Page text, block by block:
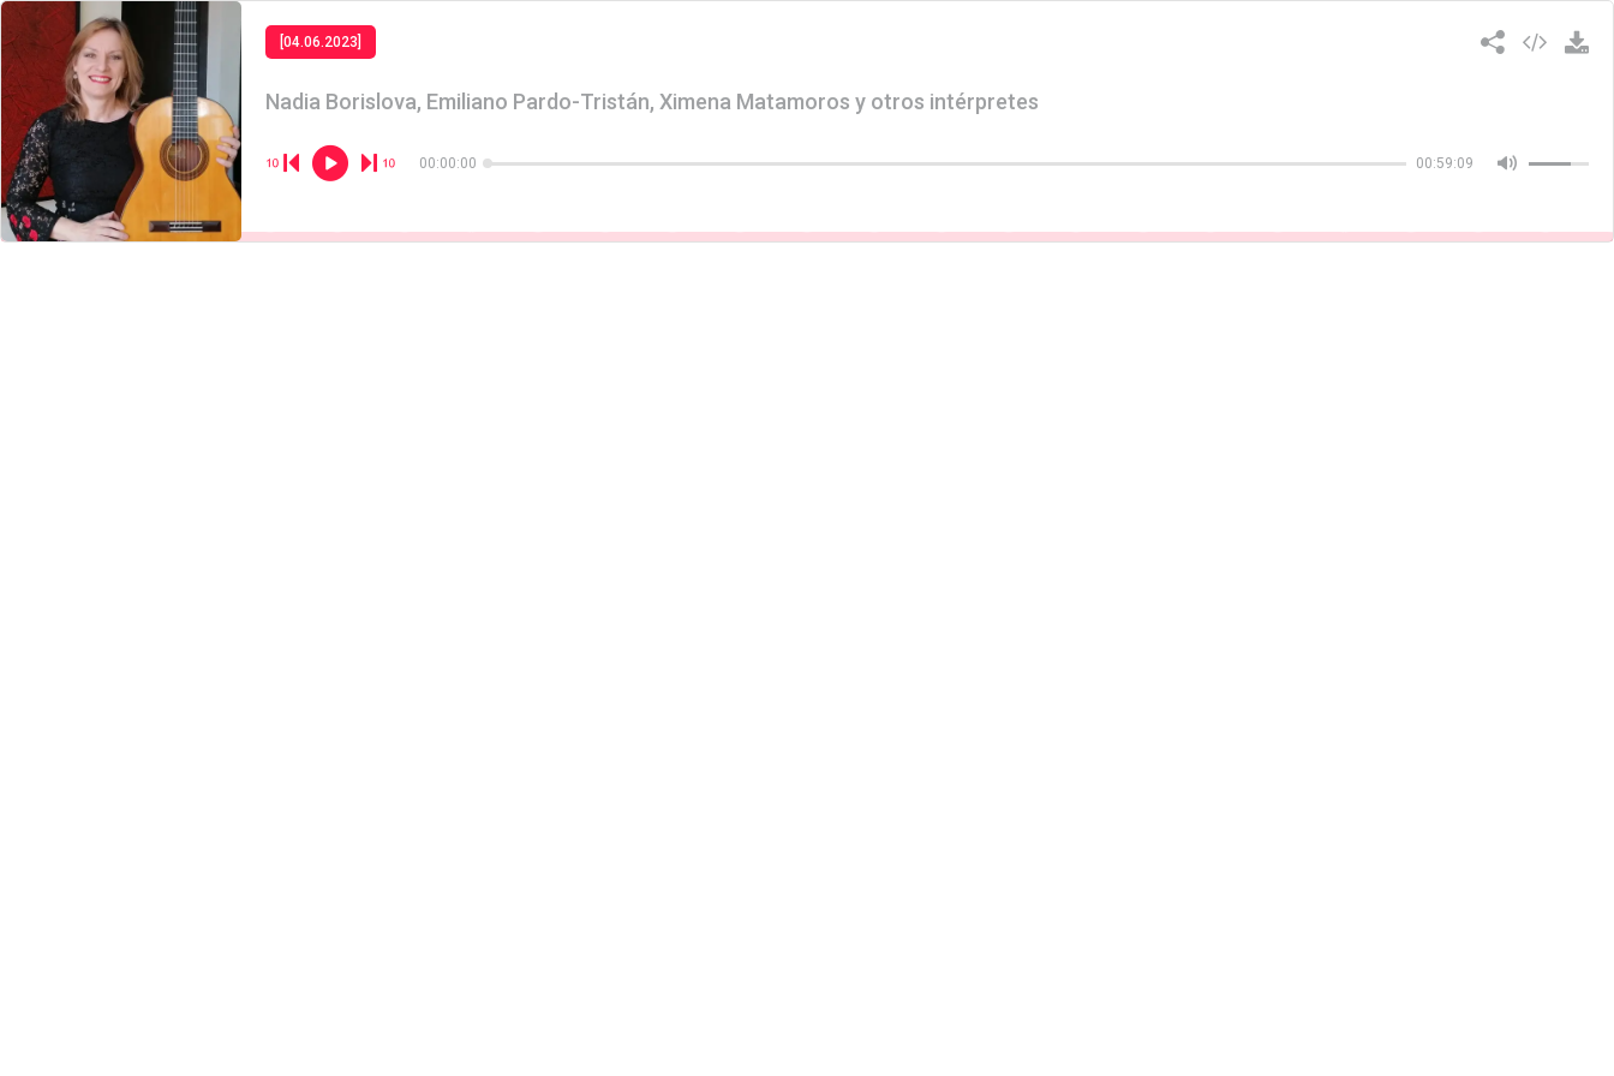
[04.06.2023]
Nadia Borislova, Emiliano Pardo-Tristán, Ximena Matamoros y otros intérpretes
00:00:00 00:59:09